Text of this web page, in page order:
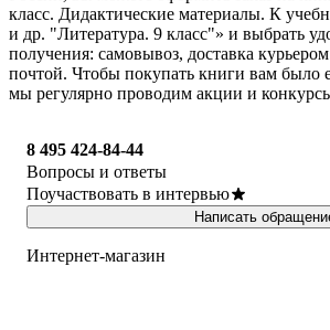
класс. Дидактические материалы. К
и др. "Литература. 9 класс"» и выбрать
получения: самовывоз, доставка
почтой. Чтобы покупать книги вам было
мы регулярно проводим акции и
8 495 424-84-44
Вопросы и ответы
Поучаствовать в интервью
Написать
Интернет-магазин